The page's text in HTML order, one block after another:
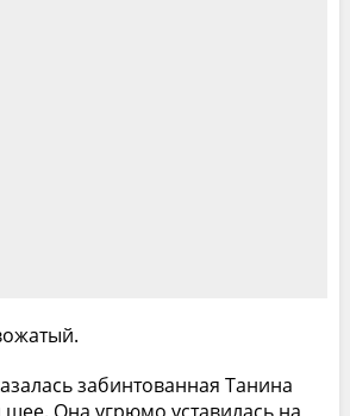
забинтованная Танина